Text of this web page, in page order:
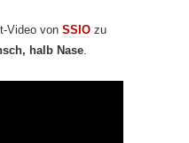
Video von SSIO zu
halb Nase